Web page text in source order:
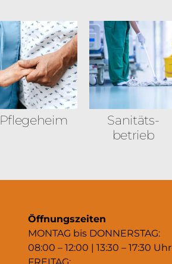
Pflegeheim
Sanitäts­
betrieb
Öffnungszeiten
MONTAG bis DONNERSTAG:
08:00 – 12:00 | 13:30 – 17:30 Uhr